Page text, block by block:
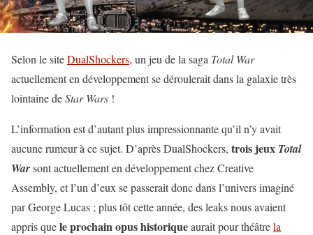
Selon le siteDualShockers, un jeu de la saga Total War
actuellement en développement se déroulerait dans la galaxie très
lointaine deStar Wars !
L’information est d’autant plus impressionnante qu’il n’y avait
aucune rumeur à ce sujet. D’après DualShockers, trois jeux Total
Warsont actuellement en développement chez Creative
Assembly, et l’un d’eux se passerait donc dans l’univers imaginé
par George Lucas ; plus tôt cette année, des leaks nous avaient
appris quele prochain opus historiqueaurait pour théâtrela